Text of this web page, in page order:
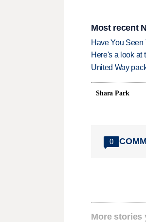
Most recent
Have You
Here's a look at
United Way
Shara Park
0
More stories